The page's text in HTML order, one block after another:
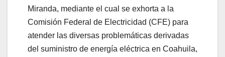
Miranda, mediante el cual se exhorta a la
Comisión Federal de Electricidad (CFE) para
atender las diversas problemáticas derivadas
del suministro de energía eléctrica en Coahuila,